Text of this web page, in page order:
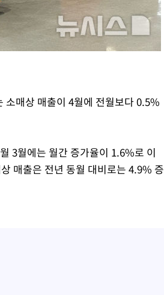
소매상 매출이 4월에 전월보다 0.5%
3월에는 월간 증가율이 1.6%로 이
매출은 전년 동월 대비로는 4.9% 증